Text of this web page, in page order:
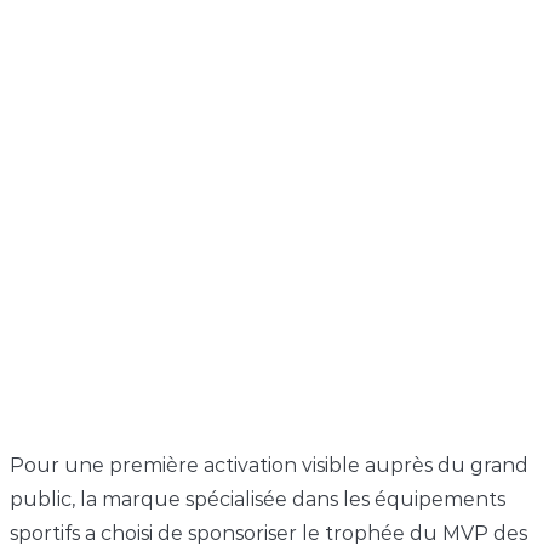
Pour une première activation visible auprès du grand
public, la marque spécialisée dans les équipements
sportifs a choisi de sponsoriser le trophée du MVP des